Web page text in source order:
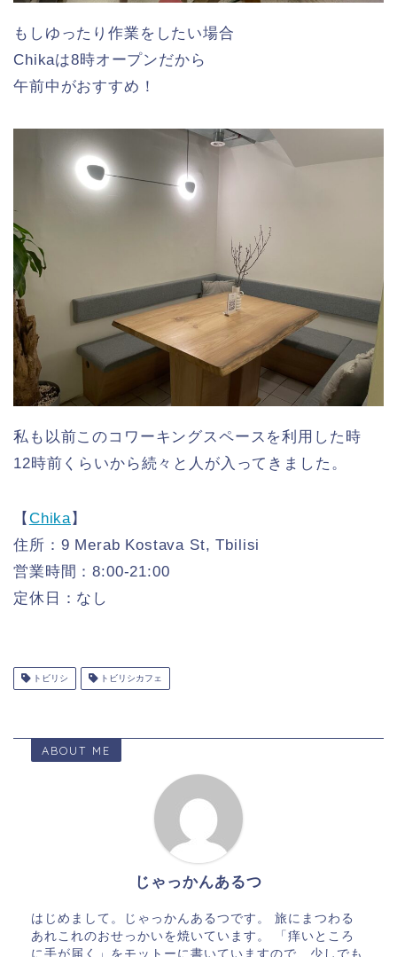
もしゆったり作業をしたい場合
Chikaは8時オープンだから
午前中がおすすめ！
私も以前このコワーキングスペースを利用した時
12時前くらいから続々と人が入ってきました。
【 Chika】
住所：9 Merab Kostava St, Tbilisi
営業時間：8:00-21:00
定休日：なし
トビリシ トビリシカフェ
ABOUT ME
じゃっかんあるつ
はじめまして。じゃっかんあるつです。 旅にまつわる
あれこれのおせっかいを焼いています。 「痒いところ
に手が届く」をモットーに書いていますので、少しでも